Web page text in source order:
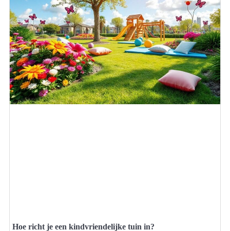
Hoe richt je een kindvriendelijke tuin in?